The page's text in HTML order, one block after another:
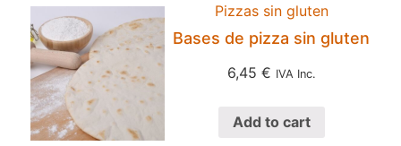
Pizzas sin gluten
Bases de pizza sin gluten
6,45 € IVA Inc.
Add to cart